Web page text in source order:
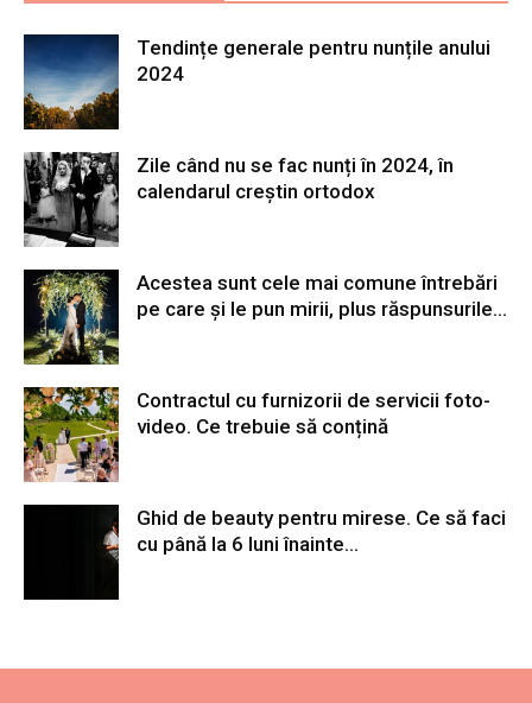
Tendințe generale pentru nunțile anului
2024
Zile când nu se fac nunți în 2024, în
calendarul creștin ortodox
Acestea sunt cele mai comune întrebări
pe care și le pun mirii, plus răspunsurile...
Contractul cu furnizorii de servicii foto-
video. Ce trebuie să conțină
Ghid de beauty pentru mirese. Ce să faci
cu până la 6 luni înainte...